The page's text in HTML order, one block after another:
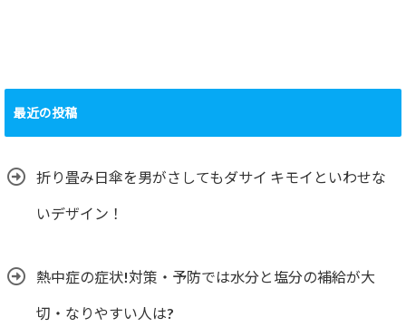
最近の投稿
折り畳み日傘を男がさしてもダサイ キモイといわせな
いデザイン！
熱中症の症状!対策・予防では水分と塩分の補給が大
切・なりやすい人は?